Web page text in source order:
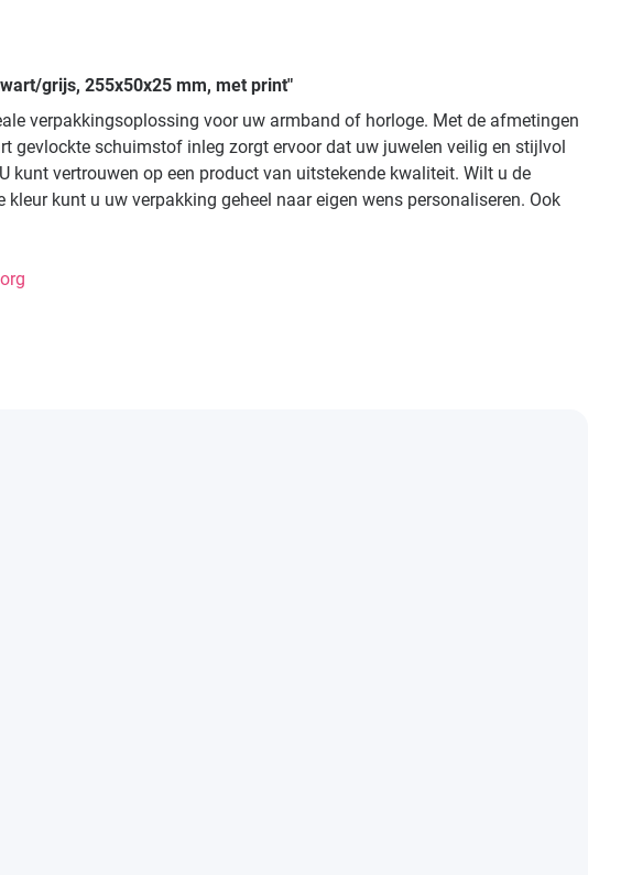
grijs, 255x50x25 mm, met print"
verpakkingsoplossing voor uw armband of horloge. Met de afmetingen
gevlockte schuimstof inleg zorgt ervoor dat uw juwelen veilig en stijlvol
kunt vertrouwen op een product van uitstekende kwaliteit. Wilt u de
kunt u uw verpakking geheel naar eigen wens personaliseren. Ook